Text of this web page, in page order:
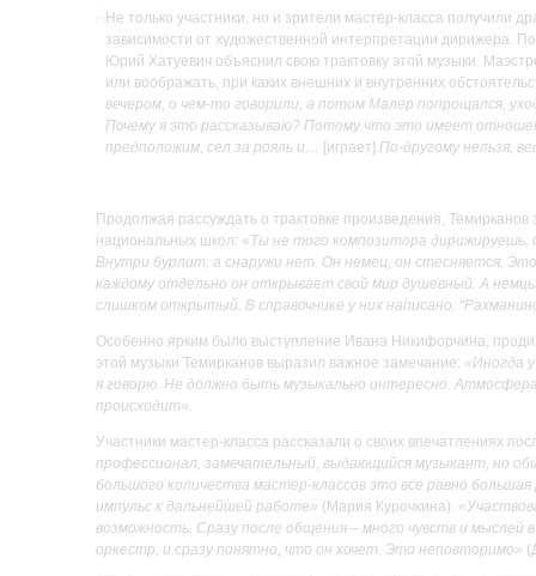
Не только участники, но и зрители мастер-класса получили
зависимости от художественной интерпретации дирижера.
Юрий Хатуевич объяснил свою трактовку этой музыки.
или воображать, при каких внешних и внутренних
вечером, о чем-то говорили, а потом Малер попрощался,
Почему я это рассказываю? Потому что это имеет
предположим, сел за рояль и… [играет].По-другому нельзя,
Продолжая рассуждать о трактовке произведения,
национальных школ: «Ты не того композитора дирижируешь.
Внутри бурлит, а снаружи нет. Он немец, он стесняется.
каждому отдельно он открывает свой мир душевный. А
слишком открытый. В справочнике у них написано:
Особенно ярким было выступление Ивана Никифорчина,
этой музыки Темирканов выразил важное замечание: «Иногда
я говорю. Не должно быть музыкально интересно.
происходит».
Участники мастер-класса рассказали о своих впечатлениях
профессионал, замечательный, выдающийся музыкант, но
большого количества мастер-классов это все равно
импульс к дальнейшей работе» (Мария Курочкина).
возможность. Сразу после общения – много чувств и мыслей
оркестр, и сразу понятно, что он хочет. Это неповторимо»